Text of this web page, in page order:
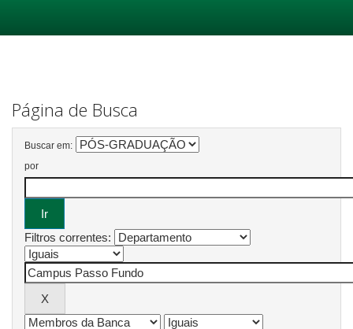
Página de Busca
Buscar em:
por
Filtros correntes: